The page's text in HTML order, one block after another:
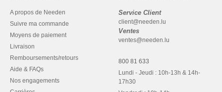
A propos de Needen
Suivre ma commande
Moyens de paiement
Livraison
Remboursements/retours
Aide & FAQs
Nos engagements
Service Client
client@needen.lu
Ventes
ventes@needen.lu
800 81 633
Lundi - Jeudi : 10h-13h & 14h-
17h30